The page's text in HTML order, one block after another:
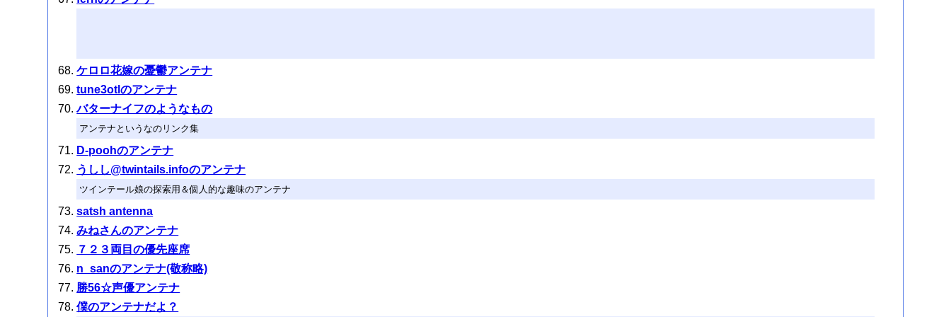
ケロロ花嫁の憂鬱アンテナ
tune3otlのアンテナ
バターナイフのようなもの
アンテナというなのリンク集
D-poohのアンテナ
うしし@twintails.infoのアンテナ
ツインテール娘の探索用＆個人的な趣味のアンテナ
satsh antenna
みねさんのアンテナ
７２３両目の優先座席
n_sanのアンテナ(敬称略)
勝56☆声優アンテナ
僕のアンテナだよ？